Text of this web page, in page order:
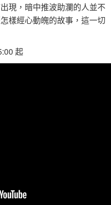
現，暗中推波助瀾的人並不
樣經心動魄的故事，這一切
起